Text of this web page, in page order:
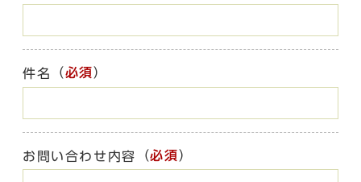
件名 （必須）
お問い合わせ内容 （必須）